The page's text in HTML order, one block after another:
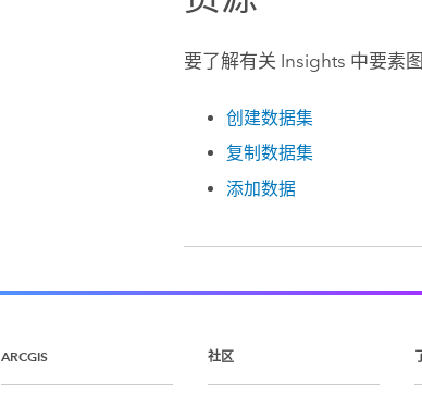
要了解有关 Insights 中要素
创建数据集
复制数据集
添加数据
ARCGIS 社区